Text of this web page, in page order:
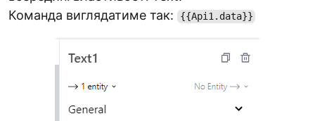
Команда виглядатиме так:
{{Api1.data}}